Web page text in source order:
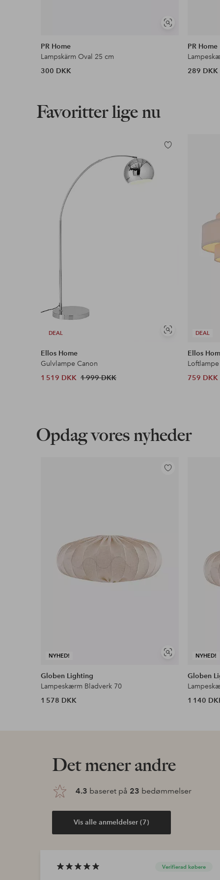
Se
PR Home
Lampskärm Oval 25 cm
300 DKK
PR Home
289 DKK
Favoritter lige nu
DEAL
Se
Tilføj
Ellos Home
Gulvlampe Canon
1 519 DKK 1 999 DKK
DEAL
Ellos
759 DKK
Opdag vores nyheder
NYHED!
Se
Tilføj
Globen Lighting
Lampeskærm Bladverk 70
1 578 DKK
NYHED!
Globen
1 140
Det mener andre
4.3 baseret på 23 bedømmelser
Vis alle anmeldelser (7)
Verifierad købere